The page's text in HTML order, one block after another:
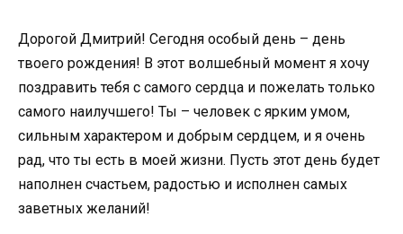
Дорогой Дмитрий! Сегодня особый день – день
твоего рождения! В этот волшебный момент я хочу
поздравить тебя с самого сердца и пожелать только
самого наилучшего! Ты – человек с ярким умом,
сильным характером и добрым сердцем, и я очень
рад, что ты есть в моей жизни. Пусть этот день будет
наполнен счастьем, радостью и исполнен самых
заветных желаний!